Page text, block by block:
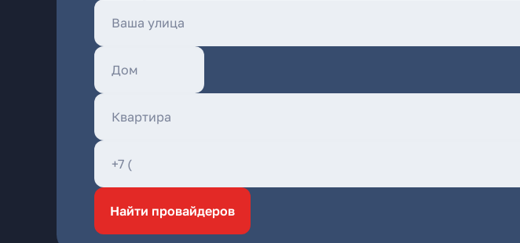
Найти провайдеров